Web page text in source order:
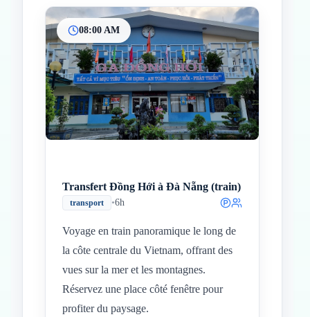
InicioParadas intermedias
Final
08:00 AM
Transfert Đồng Hới à Đà Nẵng (train)
transport •6h
Voyage en train panoramique le long de
la côte centrale du Vietnam, offrant des
vues sur la mer et les montagnes.
Réservez une place côté fenêtre pour
profiter du paysage.